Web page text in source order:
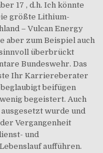
17 , d.h. Ich könnte
größte Lithium-
– Vulcan Energy
aber zum Beispiel auch
überbrückt
Bundeswehr. Das
Ihr Karriereberater
beifügen
begeistert. Auch
wurde und
Vergangenheit
und
aufführen.